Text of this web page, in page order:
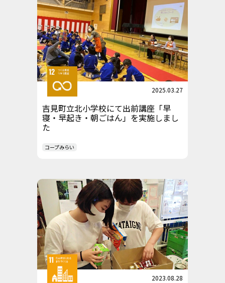
2025.03.27
吉見町立北小学校にて出前講座「早
寝・早起き・朝ごはん」を実施しまし
た
コープみらい
2023.08.28